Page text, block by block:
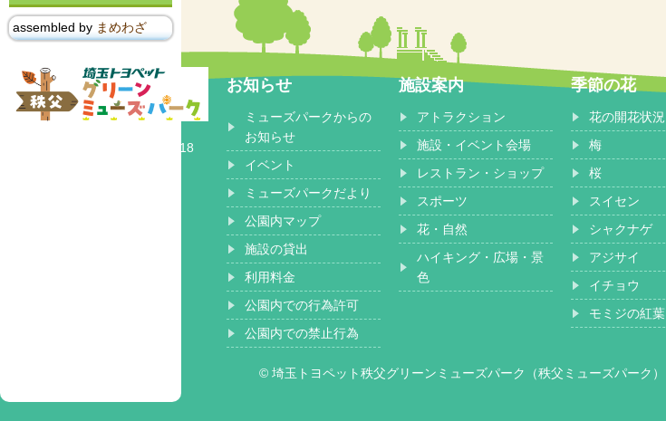
assembled by まめわざ
埼玉県秩父郡 小鹿野町長留2518
お知らせ
ミューズパークからの
お知らせ
イベント
ミューズパークだより
公園内マップ
施設の貸出
利用料金
公園内での行為許可
公園内での禁止行為
施設案内
アトラクション
施設・イベント会場
レストラン・ショップ
スポーツ
花・自然
ハイキング・広場・景
色
季節の花
花の開花状況
梅
桜
スイセン
シャクナゲ
アジサイ
イチョウ
モミジの紅葉
© 埼玉トヨペット秩父グリーンミューズパーク（秩父ミューズパーク）